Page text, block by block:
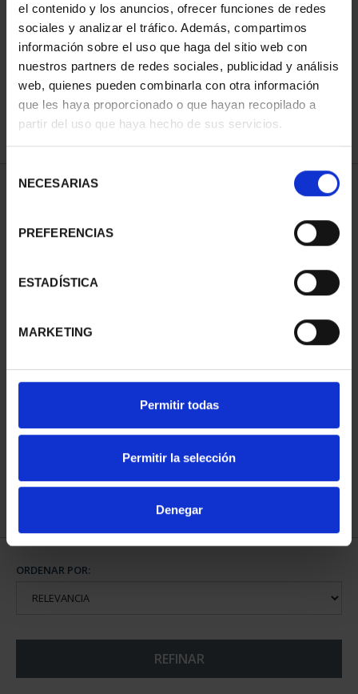
el contenido y los anuncios, ofrecer funciones de redes
sociales y analizar el tráfico. Además, compartimos
información sobre el uso que haga del sitio web con
nuestros partners de redes sociales, publicidad y análisis
web, quienes pueden combinarla con otra información
que les haya proporcionado o que hayan recopilado a
partir del uso que haya hecho de sus servicios.
NECESARIAS
PREFERENCIAS
ESTADÍSTICA
MARKETING
Permitir todas
Permitir la selección
Denegar
ORDENAR POR:
REFINAR
1 Productos encontrados
CIUDADES PATRIMONIO
73,00 €
ORDENAR POR:
REFINAR